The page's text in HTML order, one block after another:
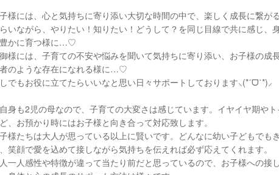
様には、心と気持ちに寄り添い大切な時間の中で、楽しく成長に繋が
いながら、やりたい！知りたい！どうして？を同じ目線で共に感じ、
かに育つ様に…♡
様には、子育ての不安や悩みを聞いて気持ちに寄り添い、お子様の成
のような存在になれる様に…♡
でもお役に立てたらいいなと思い日々サポートしております⸜(*ˊᗜˋ*)⸝
身も2児の母なので、子育ての大変さは感じています。イヤイヤ期や
、お預かり時にはお子様と向き合って対応致します。
様たちは大人が思っている以上に賢いです。どんなに幼い子どもでも
笑顔で愛を込めて接しながら気持ちを伝えれば必ず応えてくれます。
一人感性や特徴が違って当たり前だと思っているので、お子様への接